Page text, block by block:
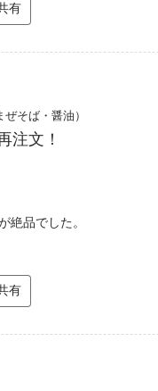
有
そば・醤油）
注文！
絶品でした。
有